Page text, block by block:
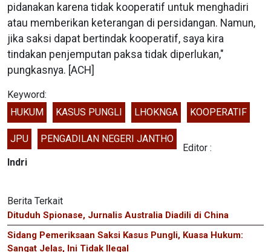
pidanakan karena tidak kooperatif untuk menghadiri
atau memberikan keterangan di persidangan. Namun,
jika saksi dapat bertindak kooperatif, saya kira
tindakan penjemputan paksa tidak diperlukan,"
pungkasnya. [ACH]
Keyword:
HUKUM
KASUS PUNGLI LHOKNGA KOOPERATIF
JPU PENGADILAN NEGERI JANTHO
Editor :
Indri
Berita Terkait
Dituduh Spionase, Jurnalis Australia Diadili di China
Sidang Pemeriksaan Saksi Kasus Pungli, Kuasa Hukum:
Sangat Jelas, Ini Tidak Ilegal